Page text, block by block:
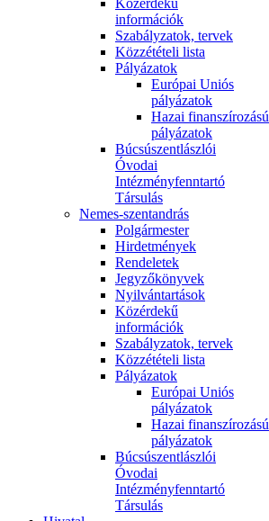
Közérdekű
információk
Szabályzatok, tervek
Közzétételi lista
Pályázatok
Európai Uniós
pályázatok
Hazai finanszírozású
pályázatok
Búcsúszentlászlói
Óvodai
Intézményfenntartó
Társulás
Nemes-szentandrás
Polgármester
Hirdetmények
Rendeletek
Jegyzőkönyvek
Nyilvántartások
Közérdekű
információk
Szabályzatok, tervek
Közzétételi lista
Pályázatok
Európai Uniós
pályázatok
Hazai finanszírozású
pályázatok
Búcsúszentlászlói
Óvodai
Intézményfenntartó
Társulás